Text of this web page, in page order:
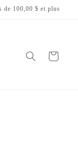
de 100,00 $ et plus
Panier